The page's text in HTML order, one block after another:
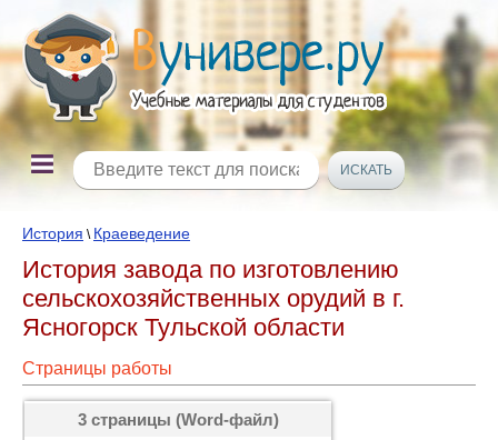
История \ Краеведение
История завода по изготовлению
сельскохозяйственных орудий в г.
Ясногорск Тульской области
Страницы работы
3 страницы (Word-файл)